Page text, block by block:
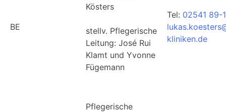
BE
Kösters
stellv. Pflegerische
Leitung: José Rui
Klamt und Yvonne
Fügemann
Tel: 02541 89-
kliniken.de
Pflegerische